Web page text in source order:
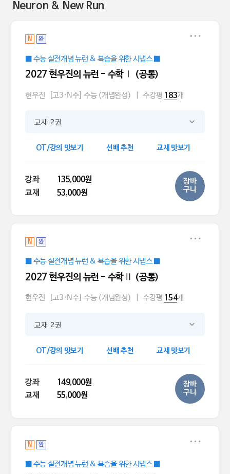
Neuron & New Run
N 완
■ 수능 실전개념 뉴런 & 복습을 위한 시냅스 ■
2027 현우진의 뉴런 - 수학Ⅰ (공통)
현우진 [고3·N수] 수능 (개념완성) 수강평 183개
교재 2권
OT/강의 맛보기 선배 추천 교재 맛보기
강좌
135,000원
교재
53,000원
장바
구니
N 완
■ 수능 실전개념 뉴런 & 복습을 위한 시냅스 ■
2027 현우진의 뉴런 - 수학Ⅱ (공통)
현우진 [고3·N수] 수능 (개념완성) 수강평 154개
교재 2권
OT/강의 맛보기 선배 추천 교재 맛보기
강좌
149,000원
교재
55,000원
장바
구니
N 완
■ 수능 실전개념 뉴런 & 복습을 위한 시냅스 ■